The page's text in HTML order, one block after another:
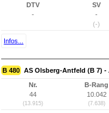
DTV
-
SV
-
(-)
Infos...
B 480 AS Olsberg-Antfeld (B 7) -
Nr.
44
(13.915)
B-Rang
10.042
(7.638)